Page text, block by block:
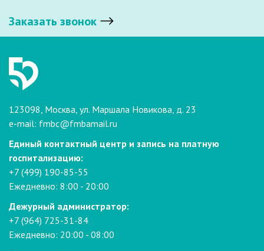
Заказать звонок
123098, Москва, ул. Маршала Новикова, д. 23
e-mail: fmbc@fmbamail.ru
Единый контактный центр и запись на платную
госпитализацию:
+7 (499) 190-85-55
Ежедневно: 8:00 - 20:00
Дежурный администратор:
+7 (964) 725-31-84
Ежедневно: 20:00 - 08:00